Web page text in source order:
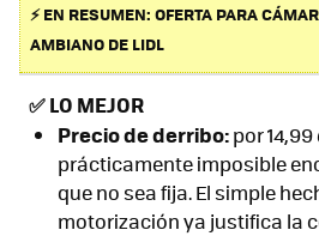
⚡ EN RESUMEN: OFERTA PARA
AMBIANO DE LIDL
✅LO MEJOR
Precio de derribo:por
prácticamente imposible
que no sea fija. El simple
motorización ya justifica la